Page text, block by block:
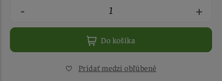
- +
Do košíka
Pridať medzi obľúbené